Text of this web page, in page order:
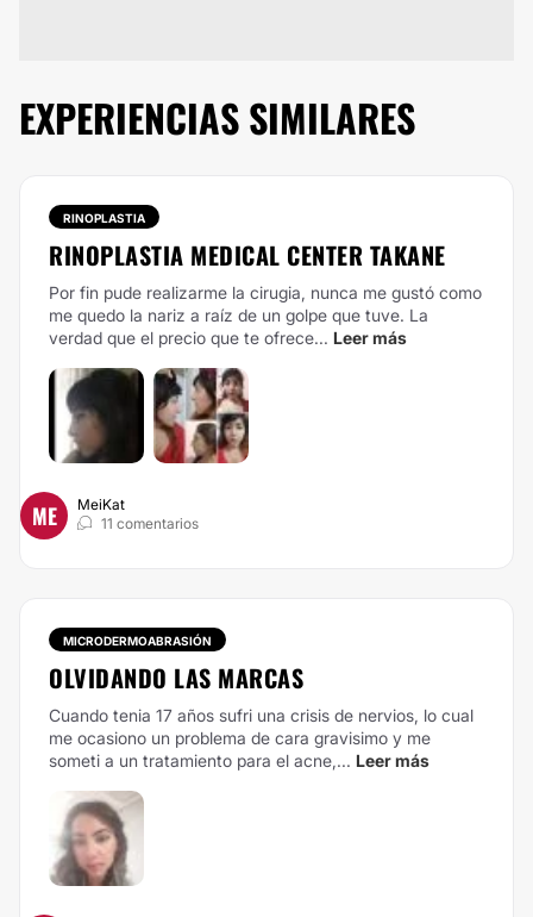
EXPERIENCIAS SIMILARES
RINOPLASTIA
RINOPLASTIA MEDICAL CENTER TAKANE
Por fin pude realizarme la cirugia, nunca me gustó como
me quedo la nariz a raíz de un golpe que tuve. La
verdad que el precio que te ofrece... Leer más
ME
MeiKat
11 comentarios
MICRODERMOABRASIÓN
OLVIDANDO LAS MARCAS
Cuando tenia 17 años sufri una crisis de nervios, lo cual
me ocasiono un problema de cara gravisimo y me
someti a un tratamiento para el acne,... Leer más